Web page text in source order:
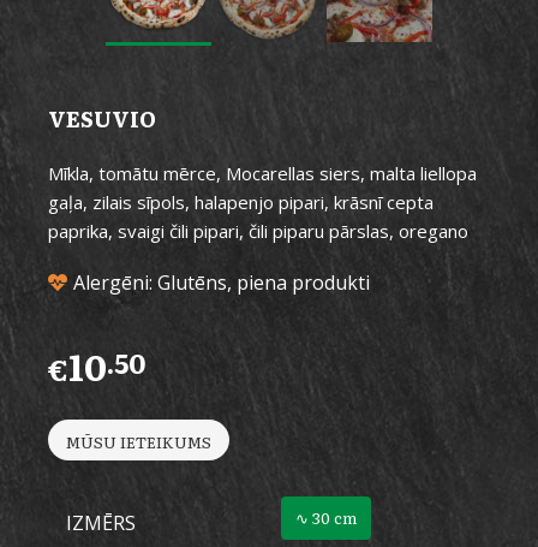
VESUVIO
Mīkla, tomātu mērce, Mocarellas siers, malta liellopa
gaļa, zilais sīpols, halapenjo pipari, krāsnī cepta
paprika, svaigi čili pipari, čili piparu pārslas, oregano
Alergēni: Glutēns, piena produkti
€10.50
MŪSU IETEIKUMS
IZMĒRS ∿ 30 cm